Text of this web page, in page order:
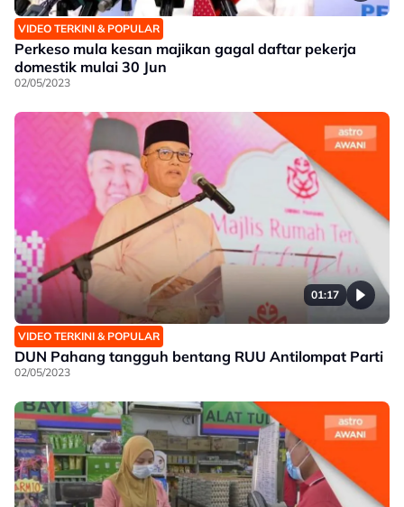
VIDEO TERKINI & POPULAR
Perkeso mula kesan majikan gagal daftar pekerja
domestik mulai 30 Jun
02/05/2023
01:17
VIDEO TERKINI & POPULAR
DUN Pahang tangguh bentang RUU Antilompat Parti
02/05/2023